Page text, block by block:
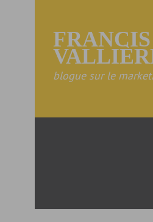
FRANCIS
blogue sur le